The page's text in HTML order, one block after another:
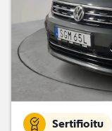
Sertifioitu